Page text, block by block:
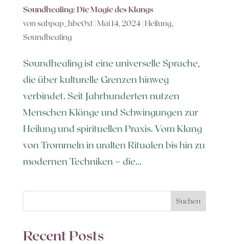
Soundhealing: Die Magie des Klangs
von sabpap_hbe0xt |Mai 14, 2024|Heilung,
Soundhealing
Soundhealing ist eine universelle Sprache,
die über kulturelle Grenzen hinweg
verbindet. Seit Jahrhunderten nutzen
Menschen Klänge und Schwingungen zur
Heilung und spirituellen Praxis. Vom Klang
von Trommeln in uralten Ritualen bis hin zu
modernen Techniken – die...
Suchen
Recent Posts